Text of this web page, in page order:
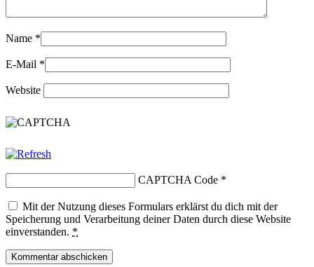
Name *
E-Mail *
Website
CAPTCHA Code *
Mit der Nutzung dieses Formulars erklärst du dich mit der
Speicherung und Verarbeitung deiner Daten durch diese Website
einverstanden. *